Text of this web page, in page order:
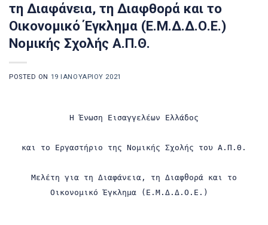
τη Διαφάνεια, τη Διαφθορά και το
Οικονομικό Έγκλημα (Ε.Μ.Δ.Δ.Ο.Ε.)
Νομικής Σχολής Α.Π.Θ.
POSTED ON 19 ΙΑΝΟΥΑΡΊΟΥ 2021
Η Ένωση Εισαγγελέων Ελλάδος
και το Εργαστήριο της Νομικής Σχολής του Α.Π.Θ.
Μελέτη για τη Διαφάνεια, τη Διαφθορά και το
Οικονομικό Έγκλημα (Ε.Μ.Δ.Δ.Ο.Ε.)